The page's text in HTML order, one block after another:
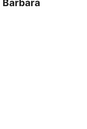
Barbara